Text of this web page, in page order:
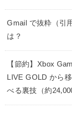
Gmail で抜粋（引
は？
【節約】Xbox
LIVE GOLD から
べる裏技（約